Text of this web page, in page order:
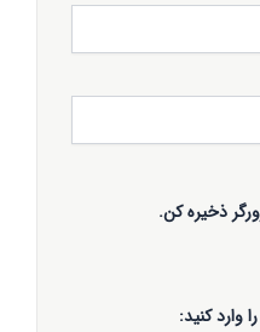
ذخیره کن.
وارد کنید: